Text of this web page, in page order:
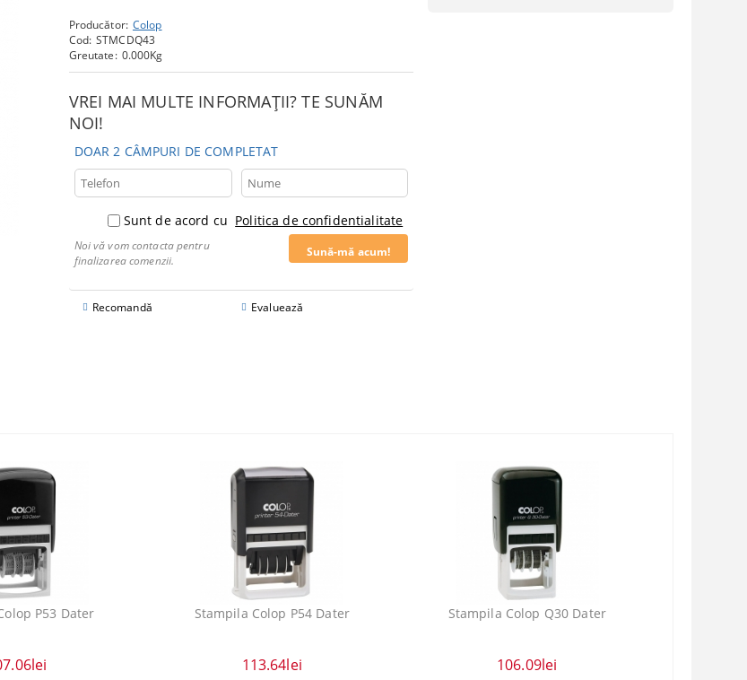
Producător: Colop
Cod: STMCDQ43
Greutate: 0.000Kg
VREI MAI MULTE INFORMAȚII? TE SUNĂM
NOI!
DOAR 2 CÂMPURI DE COMPLETAT
Sunt de acord cu Politica de confidentialitate
Noi vă vom contacta pentru
finalizarea comenzii.
Recomandă Evaluează
P53 Dater Stampila Colop P54 Dater
113.64lei
Stampila Colop Q30 Dater
106.09lei